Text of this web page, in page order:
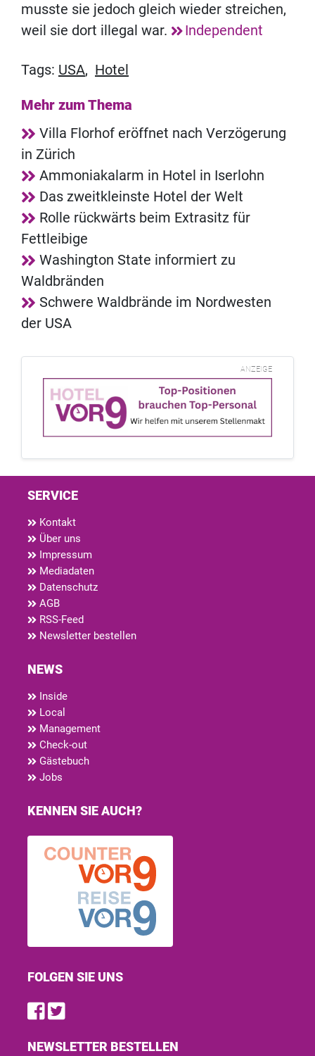
musste sie jedoch gleich wieder streichen,
weil sie dort illegal war.
Independent
Tags: USA, Hotel
Mehr zum Thema
Villa Florhof eröffnet nach Verzögerung
in Zürich
Ammoniakalarm in Hotel in Iserlohn
Das zweitkleinste Hotel der Welt
Rolle rückwärts beim Extrasitz für
Fettleibige
Washington State informiert zu
Waldbränden
Schwere Waldbrände im Nordwesten
der USA
ANZEIGE
SERVICE
Kontakt
Über uns
Impressum
Mediadaten
Datenschutz
AGB
RSS-Feed
Newsletter bestellen
NEWS
Inside
Local
Management
Check-out
Gästebuch
Jobs
KENNEN SIE AUCH?
FOLGEN SIE UNS
Find us on Facebook
Follow us on Twitter
NEWSLETTER BESTELLEN